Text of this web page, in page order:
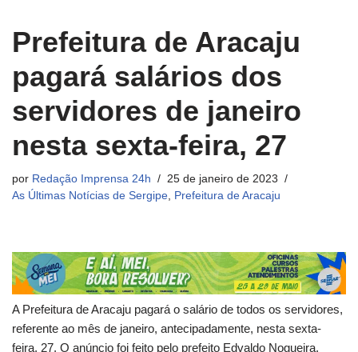
Prefeitura de Aracaju
pagará salários dos
servidores de janeiro
nesta sexta-feira, 27
por Redação Imprensa 24h
25 de janeiro de 2023
As Últimas Notícias de Sergipe, Prefeitura de Aracaju
A Prefeitura de Aracaju pagará o salário de todos os servidores,
referente ao mês de janeiro, antecipadamente, nesta sexta-
feira, 27. O anúncio foi feito pelo prefeito Edvaldo Nogueira,